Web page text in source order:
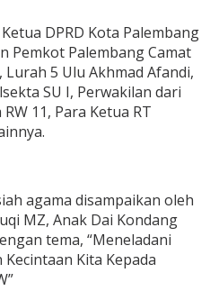
DPRD Kota Palembang
Pemkot Palembang Camat
5 Ulu Akhmad Afandi,
SU I, Perwakilan dari
11, Para Ketua RT
agama disampaikan oleh
MZ, Anak Dai Kondang
tema, “Meneladani
Kita Kepada